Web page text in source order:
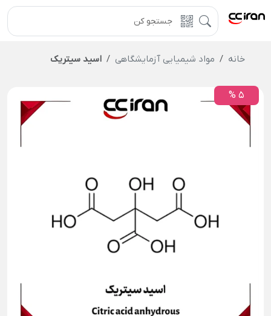
خانه مواد شیمیایی آزمایشگاهی اسید سیتریک
5 %